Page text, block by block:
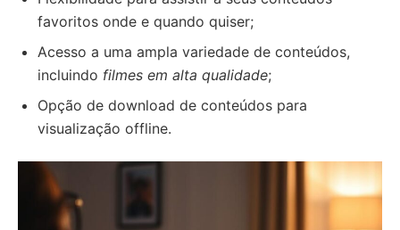
favoritos onde e quando quiser;
Acesso a uma ampla variedade de conteúdos,
incluindo filmes em alta qualidade;
Opção de download de conteúdos para
visualização offline.